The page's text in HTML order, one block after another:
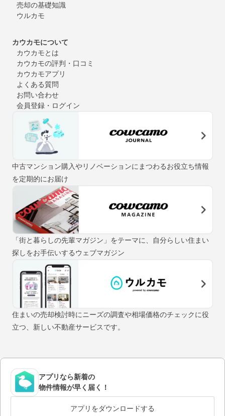
売却の基礎知識
ウルカモ
カウカモについて
カウカモとは
カウカモの評判・口コミ
カウカモアプリ
よくある質問
お問い合わせ
会員登録・ログイン
中古マンション購入やリノベーションにまつわるお役立ち情報
を定期的にお届け
「街と暮らしの先輩マガジン」をテーマに、自分らしい住まい
探しをお手伝いするウェブマガジン
住まいの売却検討時にニーズの調査や相場価格のチェックに役
立つ、新しい不動産サービスです。
アプリなら新着の
物件情報が早く届く！
アプリをダウンロードする